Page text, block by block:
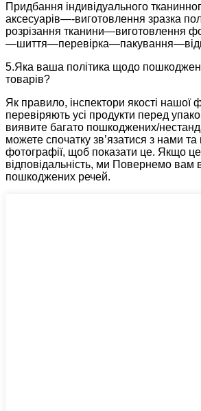
Придбання індивідуального
аксесуарів—-виготовлення зразка
розрізання тканини—виготовлення
5.Яка ваша політика щодо
товарів?
Як правило, інспектори якості нашої
перевіряють усі продукти перед
виявите багато пошкоджених/
можете спочатку зв’язатися з нами та
фотографії, щоб показати це. Якщо
відповідальність, ми Повернемо вам
пошкоджених речей.